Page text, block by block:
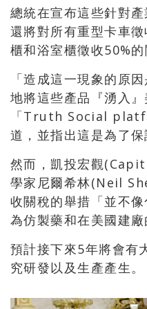
總統在宣布這些針對
還將對所有重型卡車
櫃和浴室櫃徵收50%的
「造成這一現象的原
地將這些產品『湧入
「Truth Social
道，並指出這是為了保
然而，凱投宏觀
學家尼爾希林(Neil
收關稅的舉措「並不
為仿製藥和在美國建廠
預計接下來5年將會有
究研發以及生產產生。